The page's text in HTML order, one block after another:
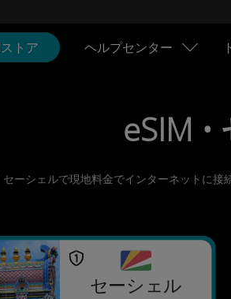
トア ヘルプセンター
eSIM •
ーシェルで現地料金でインターネットに
セーシェル